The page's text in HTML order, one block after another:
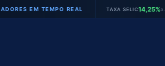
EM TEMPO REAL TAXA SELIC14,25%a.a.